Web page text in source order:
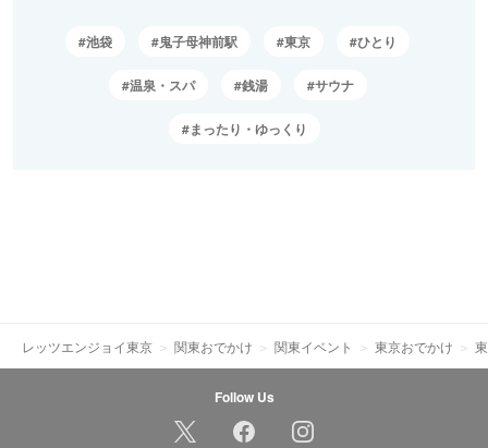
池袋 鬼子母神前駅 東京 ひとり
温泉・スパ 銭湯 サウナ
まったり・ゆっくり
レッツエンジョイ東京 関東おでかけ 関東イベント 東京おでかけ
Follow Us